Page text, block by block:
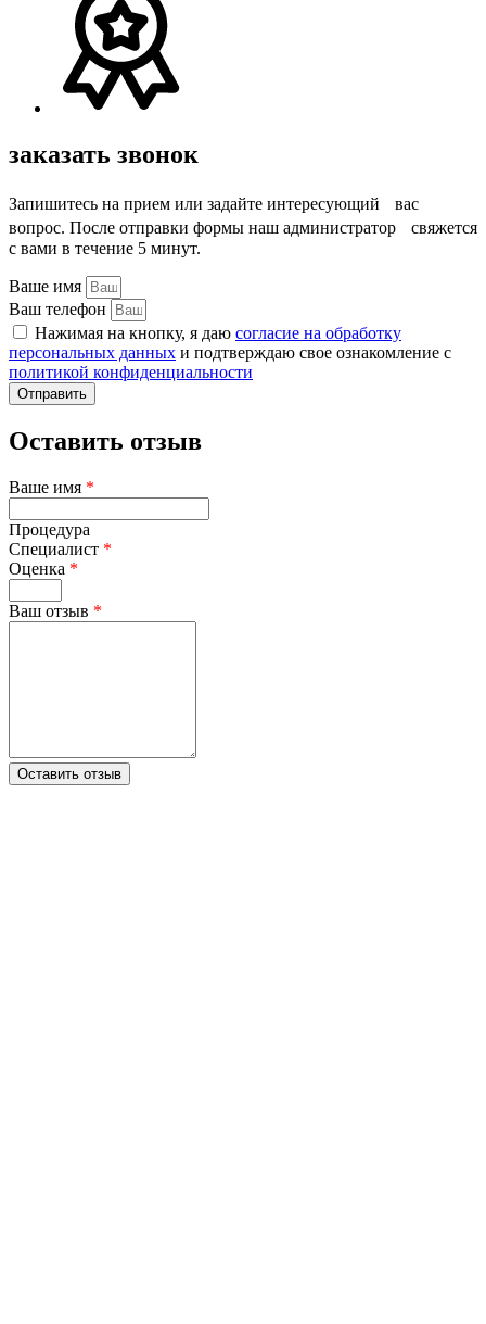
заказать звонок
Запишитесь на прием или задайте интересующий вас
вопрос. После отправки формы наш администратор свяжется
с вами в течение 5 минут.
Ваше имя
Ваш телефон
Нажимая на кнопку, я даю согласие на обработку
персональных данных и подтверждаю свое ознакомление с
политикой конфиденциальности
Отправить
Оставить отзыв
Ваше имя *
Процедура
Специалист *
Оценка *
Ваш отзыв *